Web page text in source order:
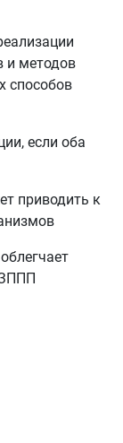
и методов
способов
если оба
приводить к